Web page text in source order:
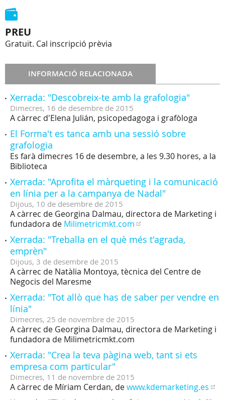
PREU
Gratuït. Cal inscripció prèvia
INFORMACIÓ RELACIONADA
Xerrada: "Descobreix-te amb la grafologia"
Dimecres, 16 de desembre de 2015
A càrrec d'Elena Julián, psicopedagoga i grafòloga
El Forma't es tanca amb una sessió sobre
grafologia
Es farà dimecres 16 de desembre, a les 9.30 hores, a la
Biblioteca
Xerrada: "Aprofita el màrqueting i la comunicació
en línia per a la campanya de Nadal"
Dijous, 10 de desembre de 2015
A càrrec de Georgina Dalmau, directora de Marketing i
fundadora de Milimetricmkt.com
Xerrada: "Treballa en el què més t'agrada,
emprèn"
Dijous, 3 de desembre de 2015
A càrrec de Natàlia Montoya, tècnica del Centre de
Negocis del Maresme
Xerrada: "Tot allò que has de saber per vendre en
línia"
Dimecres, 25 de novembre de 2015
A càrrec de Georgina Dalmau, directora de Marketing i
fundadora de Milimetricmkt.com
Xerrada: "Crea la teva pàgina web, tant si ets
empresa com particular"
Dimecres, 11 de novembre de 2015
A càrrec de Míriam Cerdan, dewww.kdemarketing.es